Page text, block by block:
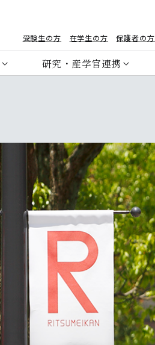
受験生の方
在学生の方 保護者の方
研究・産学官連携